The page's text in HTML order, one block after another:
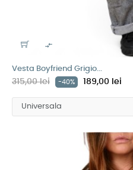

Vesta Boyfriend Grigio...
315,00 lei -40% 189,00 lei